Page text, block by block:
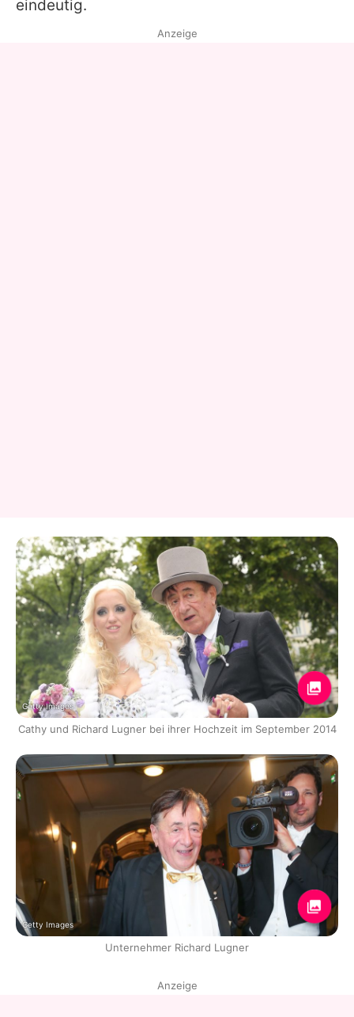
eindeutig.
Anzeige
Getty Images
Cathy und Richard Lugner bei ihrer Hochzeit im September 2014
Getty Images
Unternehmer Richard Lugner
Anzeige